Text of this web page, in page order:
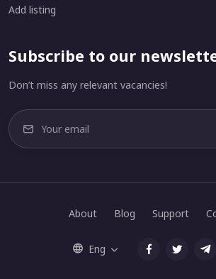
Add listing
Subscribe to our
Don’t miss any relevant vacancies!
About Blog Support
Eng